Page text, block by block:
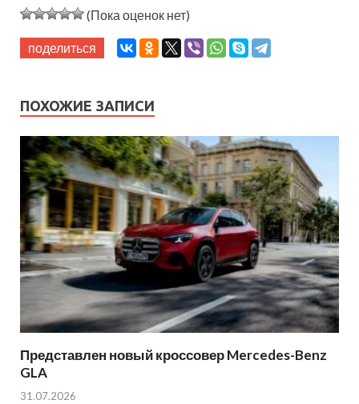
(Пока оценок нет)
поделиться
ПОХОЖИЕ ЗАПИСИ
Представлен новый кроссовер Mercedes-Benz
GLA
31.07.2026